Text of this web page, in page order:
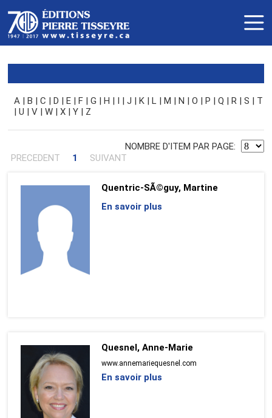
A | B | C | D | E | F | G | H | I | J | K | L | M | N | O | P | Q | R | S | T
| U | V | W | X | Y | Z
NOMBRE D'ITEM PAR PAGE:
PRECEDENT
1 SUIVANT
Quentric-SÃ©guy, Martine
En savoir plus
Quesnel, Anne-Marie
www.annemariequesnel.com
En savoir plus